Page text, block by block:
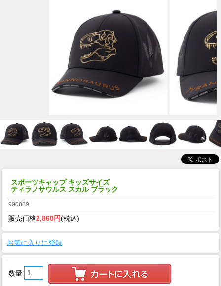
スポーツキャップ キッズサイズ
ティラノサウルス スカル ブラック
990889
販売価格2,860円(税込)
お気に入りに登録
数量